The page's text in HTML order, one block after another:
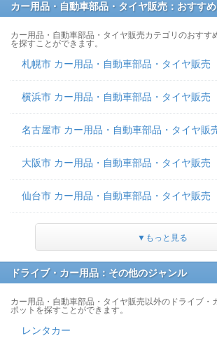
カー用品・自動車部品・タイヤ販売：おすす
カー用品・自動車部品・タイヤ販売カテゴリのおすす
を探すことができます。
札幌市 カー用品・自動車部品・タイヤ販売
横浜市 カー用品・自動車部品・タイヤ販売
名古屋市 カー用品・自動車部品・タイヤ販
大阪市 カー用品・自動車部品・タイヤ販売
仙台市 カー用品・自動車部品・タイヤ販売
▼もっと見る
ドライブ・カー用品：その他のジャンル
カー用品・自動車部品・タイヤ販売以外のドライブ・
ポットを探すことができます。
レンタカー